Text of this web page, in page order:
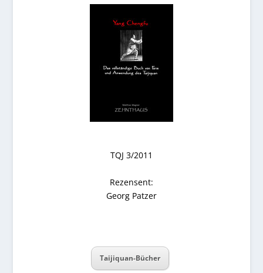
TQJ 3/2011
Rezensent:
Georg Patzer
Taijiquan-Bücher